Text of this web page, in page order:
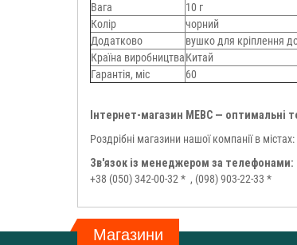
Вага
10 г
Колір
чорний
Додатково
вушко для кріплення
Країна виробництваКитай
Гарантія, міс
60
Інтернет-магазин МЕВС — оптимальні
Роздрібні магазини нашої компанії в містах:
Зв'язок із менеджером за телефонами:
+38 (050) 342-00-32 * , (098) 903-22-33 *
Магазини